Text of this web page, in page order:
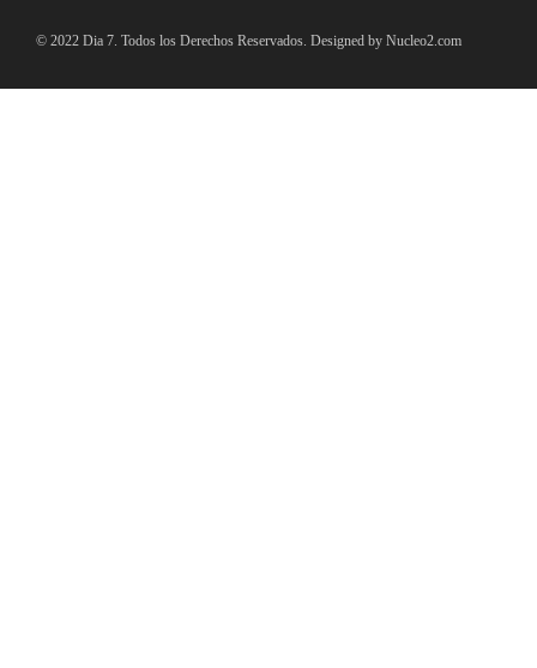
© 2022 Dia 7. Todos los Derechos Reservados. Designed by Nucleo2.com